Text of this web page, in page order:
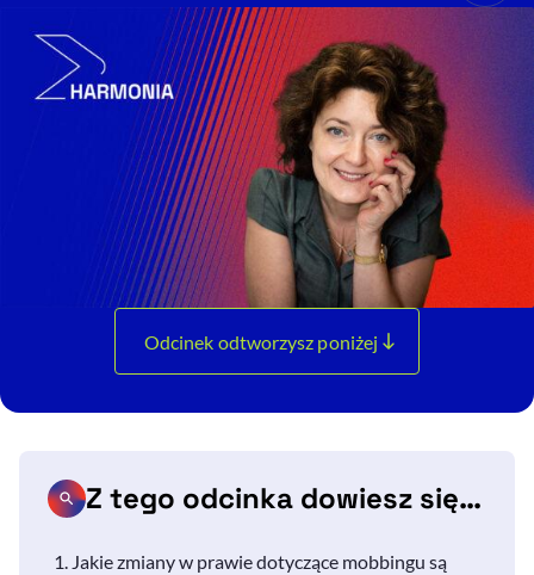
Odcinek odtworzysz poniżej
Z tego odcinka dowiesz się…
Jakie zmiany w prawie dotyczące mobbingu są